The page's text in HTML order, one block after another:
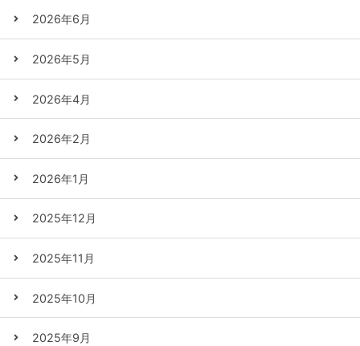
2026年6月
2026年5月
2026年4月
2026年2月
2026年1月
2025年12月
2025年11月
2025年10月
2025年9月